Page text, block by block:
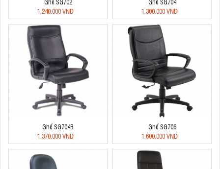
1.240.000 VNĐ
1.300.000 VNĐ
Ghế SG704B
1.370.000 VNĐ
Ghế SG706
1.600.000 VNĐ